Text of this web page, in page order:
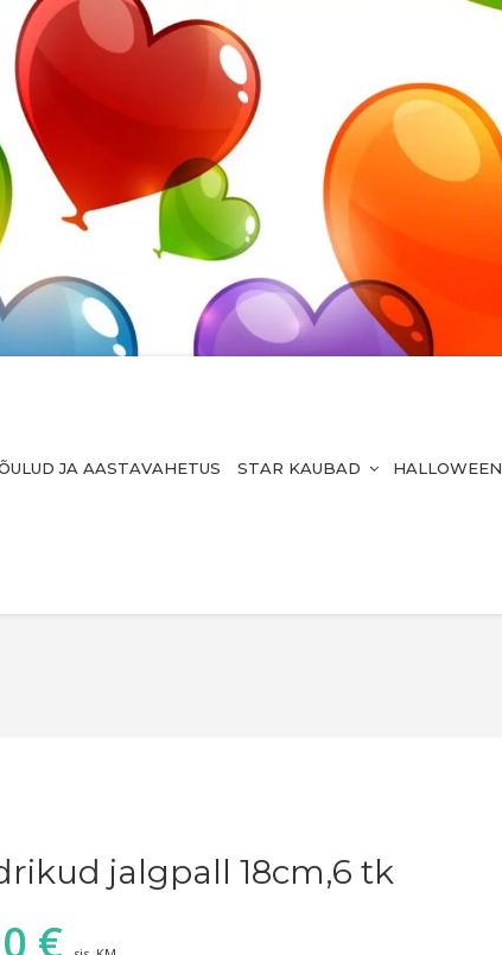
JA AASTAVAHETUS STAR KAUBAD HALLOWEEN
jalgpall 18cm,6 tk
€